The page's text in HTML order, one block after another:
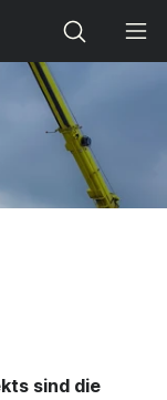
Search
sind die